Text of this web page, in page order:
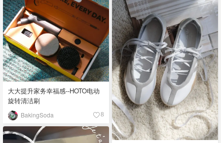
大大提升家务幸福感--HOTO电动
旋转清洁刷
BakingSoda 8